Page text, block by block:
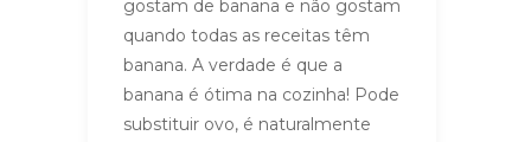
gostam de banana e não gostam
quando todas as receitas têm
banana. A verdade é que a
banana é ótima na cozinha! Pode
substituir ovo, é naturalmente